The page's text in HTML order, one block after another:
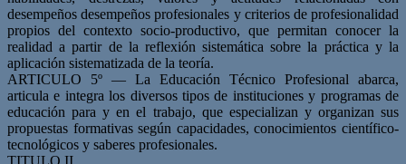
desempeños desempeños profesionales y criterios de profesionalidad
propios del contexto socio-productivo, que permitan conocer la
realidad a partir de la reflexión sistemática sobre la práctica y la
aplicación sistematizada de la teoría.
ARTICULO 5º — La Educación Técnico Profesional abarca,
articula e integra los diversos tipos de instituciones y programas de
educación para y en el trabajo, que especializan y organizan sus
propuestas formativas según capacidades, conocimientos científico-
tecnológicos y saberes profesionales.
TITULO II